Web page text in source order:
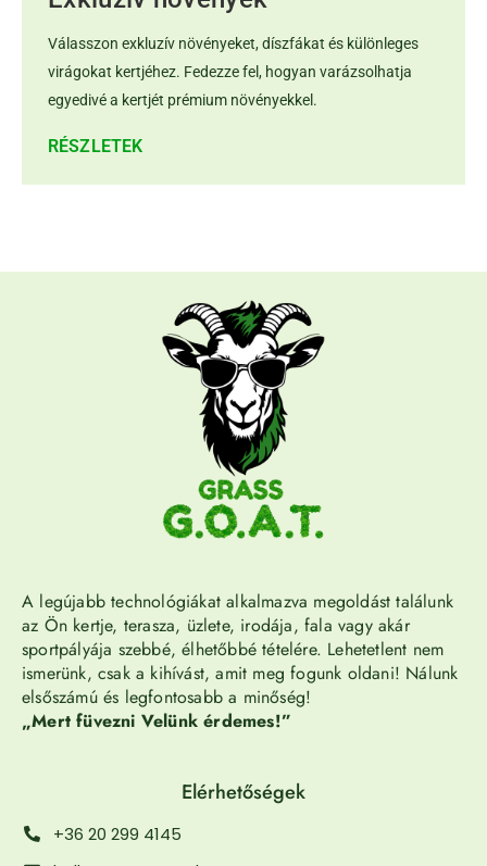
Válasszon exkluzív növényeket, díszfákat és különleges
virágokat kertjéhez. Fedezze fel, hogyan varázsolhatja
egyedivé a kertjét prémium növényekkel.
RÉSZLETEK
A legújabb technológiákat alkalmazva megoldást találunk
az Ön kertje, terasza, üzlete, irodája, fala vagy akár
sportpályája szebbé, élhetőbbé tételére. Lehetetlent nem
ismerünk, csak a kihívást, amit meg fogunk oldani! Nálunk
elsőszámú és legfontosabb a minőség!
„Mert füvezni Velünk érdemes!”
Elérhetőségek
+36 20 299 4145